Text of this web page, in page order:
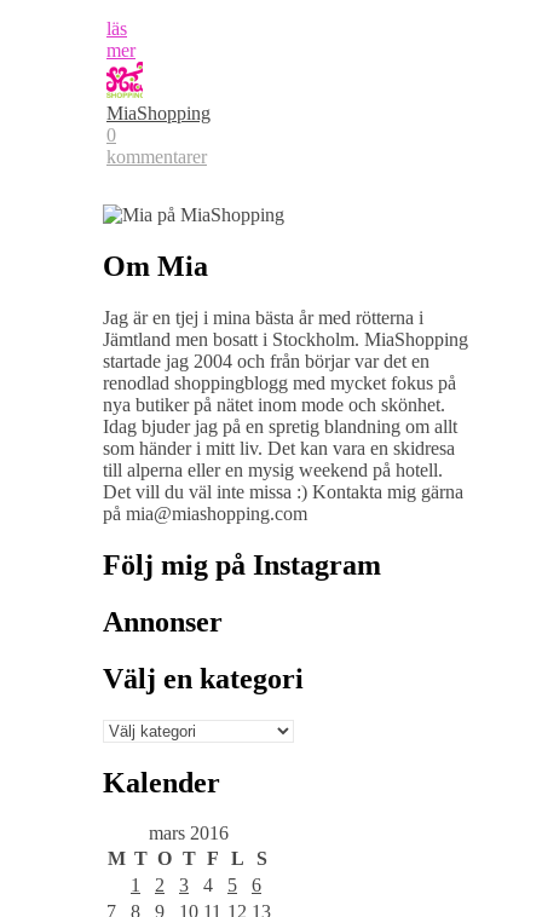
läs
mer
MiaShopping
0
kommentarer
Om Mia
Jag är en tjej i mina bästa år med rötterna i
Jämtland men bosatt i Stockholm. MiaShopping
startade jag 2004 och från börjar var det en
renodlad shoppingblogg med mycket fokus på
nya butiker på nätet inom mode och skönhet.
Idag bjuder jag på en spretig blandning om allt
som händer i mitt liv. Det kan vara en skidresa
till alperna eller en mysig weekend på hotell.
Det vill du väl inte missa :) Kontakta mig gärna
på mia@miashopping.com
Följ mig på Instagram
Annonser
Välj en kategori
Välj
kategori
Kalender
mars 2016
M T O T F L
S
1
2 3 4 5
6
7
8 9 10 11 12 13